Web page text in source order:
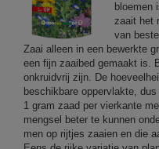
bloemen
zaait het
van
Zaai alleen in een bewerkte
een fijn zaaibed gemaakt is.
onkruidvrij zijn. De
beschikbare oppervlakte,
1 gram zaad per vierkante
mengsel beter te kunnen
men op rijtjes zaaien en die